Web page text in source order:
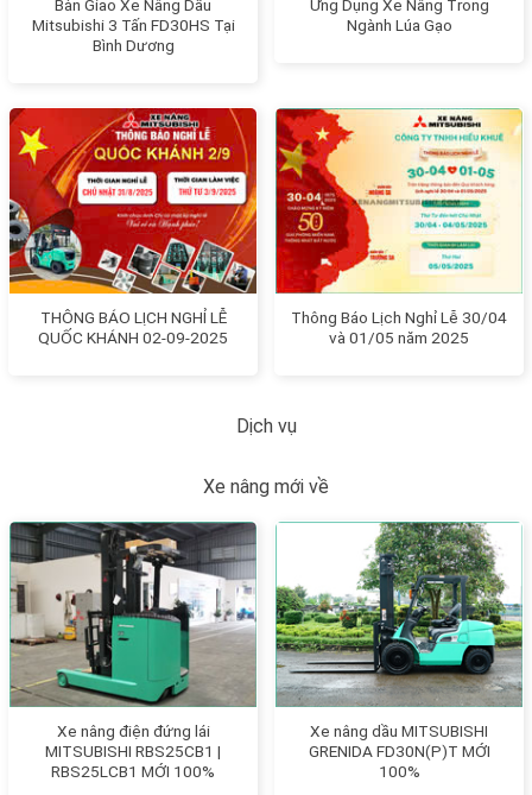
Bàn Giao Xe Nâng Dầu
Mitsubishi 3 Tấn FD30HS Tại
Bình Dương
Ứng Dụng Xe Nâng Trong
Ngành Lúa Gạo
THÔNG BÁO LỊCH NGHỈ LỄ
QUỐC KHÁNH 02-09-2025
Thông Báo Lịch Nghỉ Lễ 30/04
và 01/05 năm 2025
Dịch vụ
Xe nâng mới về
Xe nâng điện đứng lái
MITSUBISHI RBS25CB1 |
RBS25LCB1 MỚI 100%
Xe nâng dầu MITSUBISHI
GRENIDA FD30N(P)T MỚI
100%